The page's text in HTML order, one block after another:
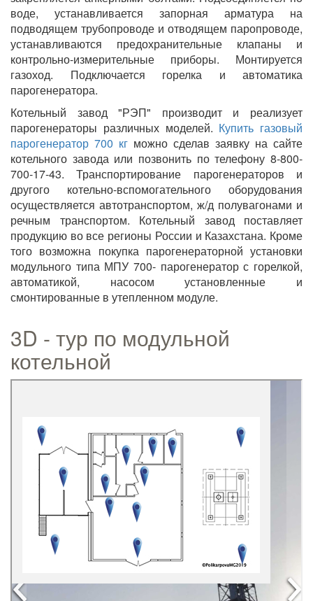
воде, устанавливается запорная арматура на
подводящем трубопроводе и отводящем паропроводе,
устанавливаются предохранительные клапаны и
контрольно-измерительные приборы. Монтируется
газоход. Подключается горелка и автоматика
парогенератора.
Котельный завод "РЭП" производит и реализует
парогенераторы различных моделей. Купить газовый
парогенератор 700 кг можно сделав заявку на сайте
котельного завода или позвонить по телефону 8-800-
700-17-43. Транспортирование парогенераторов и
другого котельно-вспомогательного оборудования
осуществляется автотранспортом, ж/д полувагонами и
речным транспортом. Котельный завод поставляет
продукцию во все регионы России и Казахстана. Кроме
того возможна покупка парогенераторной установки
модульного типа МПУ 700- парогенератор с горелкой,
автоматикой, насосом установленные и
смонтированные в утепленном модуле.
3D - тур по модульной
котельной